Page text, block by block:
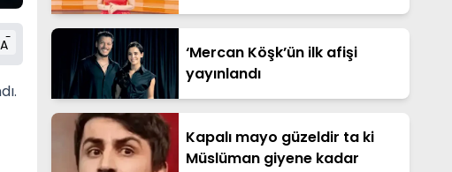
A-
‘Mercan Köşk’ün ilk afişi
yayınlandı
Kapalı mayo güzeldir ta ki
Müslüman giyene kadar